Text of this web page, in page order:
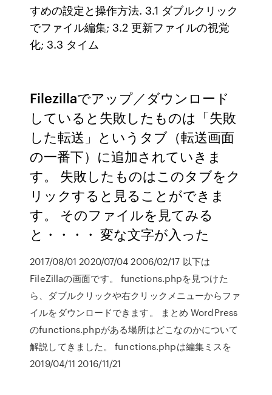
すめの設定と操作方法. 3.1 ダブルクリック
でファイル編集; 3.2 更新ファイルの視覚
化; 3.3 タイム
Filezillaでアップ／ダウンロード
していると失敗したものは「失敗
した転送」というタブ（転送画面
の一番下）に追加されていきま
す。 失敗したものはこのタブをク
リックすると見ることができま
す。 そのファイルを見てみる
と・・・・ 変な文字が入った
2017/08/01 2020/07/04 2006/02/17 以下は
FileZillaの画面です。 functions.phpを見つけた
ら、ダブルクリックや右クリックメニューからファ
イルをダウンロードできます。 まとめ WordPress
のfunctions.phpがある場所はどこなのかについて
解説してきました。 functions.phpは編集ミスを
2019/04/11 2016/11/21